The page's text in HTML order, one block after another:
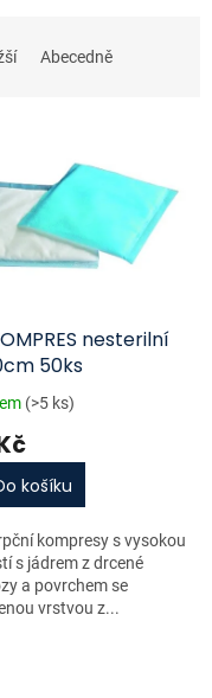
Abecedně
nesterilní
50ks
(>5 ks)
košíku
kompresy s vysokou
s jádrem z drcené
a povrchem se
vrstvou z...